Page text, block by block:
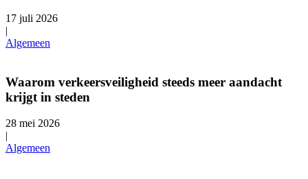
17 juli 2026
|
Algemeen
Waarom verkeersveiligheid steeds meer aandacht
krijgt in steden
28 mei 2026
|
Algemeen